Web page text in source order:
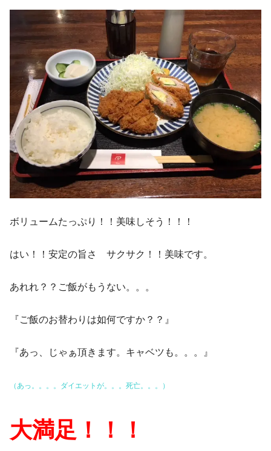
ボリュームたっぷり！！美味しそう！！！
はい！！安定の旨さ サクサク！！美味です。
あれれ？？ご飯がもうない。。。
『ご飯のお替わりは如何ですか？？』
『あっ、じゃぁ頂きます。キャベツも。。。』
（あっ。。。。ダイエットが。。。死亡。。。）
大満足！！！